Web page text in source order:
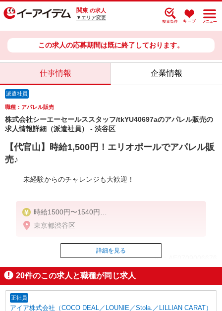
関東 の求人
▼エリア変更
この求人の応募期間は既に終了しております。
仕事情報 企業情報
派遣社員
職種：アパレル販売
株式会社シーエーセールススタッフ/tkYU40697aのアパレル販売の
求人情報詳細（派遣社員） - 渋谷区
【代官山】時給1,500円！エリオポールでアパレル販
売♪
未経験からのチャレンジも大歓迎！
時給1500円〜1540円
【月給例】時給1500円 実働7.5h×21日勤務の場合
東京都渋谷区
ID：AE0709006676
掲載期間終了
詳細を見る
20件のこの求人と職種が同じ求人
正社員
アイア株式会社（COCO DEAL／LOUNIE／Stola.／LILLIAN CARAT）